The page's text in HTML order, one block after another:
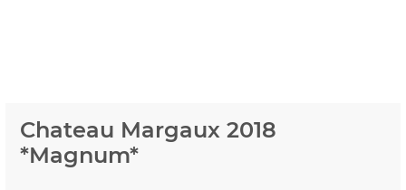
Chateau Margaux 2018
*Magnum*